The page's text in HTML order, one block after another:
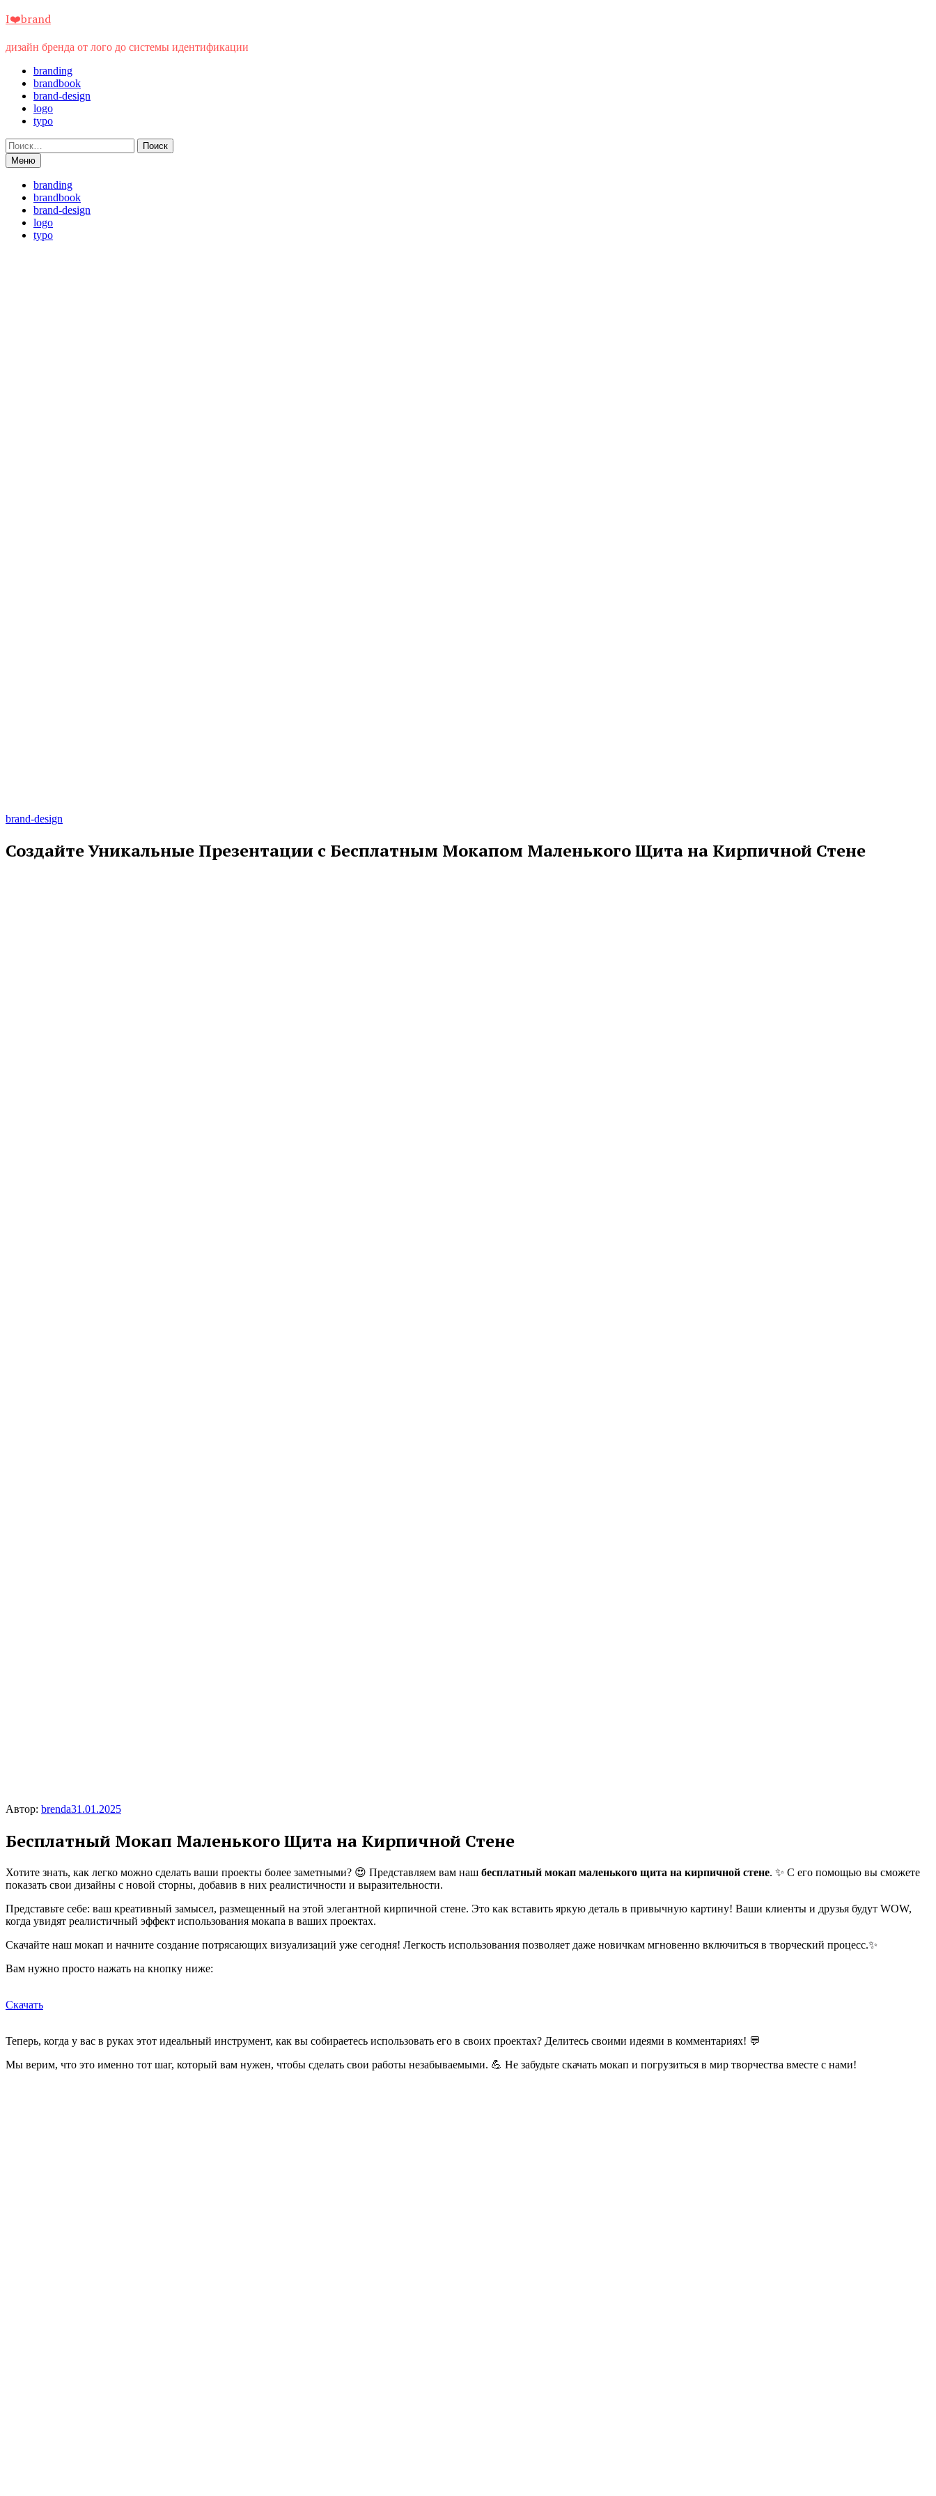
Перейти
содержимому
I❤️brand
дизайн бренда от лого до системы идентификации
branding
brandbook
brand-design
logo
typo
Найти:
Меню
branding
brandbook
brand-design
logo
typo
brand-design
Создайте Уникальные Презентации с Бесплатным Мокапом Маленького Щита на Кирпичной Стене
Автор: brenda31.01.2025
Бесплатный Мокап Маленького Щита на Кирпичной Стене
Хотите знать, как легко можно сделать ваши проекты более заметными? 😍 Представляем вам наш бесплатный мокап маленького щита на кирпичной стене. ✨ С его помощью вы сможете
показать свои дизайны с новой сторны, добавив в них реалистичности и выразительности.
Представьте себе: ваш креативный замысел, размещенный на этой элегантной кирпичной стене. Это как вставить яркую деталь в привычную картину! Ваши клиенты и друзья будут WOW,
когда увидят реалистичный эффект использования мокапа в ваших проектах.
Скачайте наш мокап и начните создание потрясающих визуализаций уже сегодня! Легкость использования позволяет даже новичкам мгновенно включиться в творческий процесс.✨
Вам нужно просто нажать на кнопку ниже:
Скачать
Теперь, когда у вас в руках этот идеальный инструмент, как вы собираетесь использовать его в своих проектах? Делитесь своими идеями в комментариях! 💬
Мы верим, что это именно тот шаг, который вам нужен, чтобы сделать свои работы незабываемыми. 💪 Не забудьте скачать мокап и погрузиться в мир творчества вместе с нами!